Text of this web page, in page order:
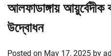
আলফাডাঙ্গায়
উদ্বোধন
Posted on May 17, 2025 by